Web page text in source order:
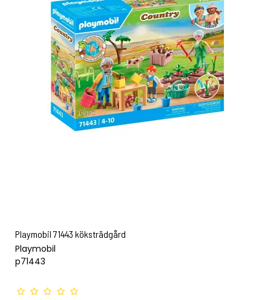
Playmobil 71443 köksträdgård
Playmobil
p71443